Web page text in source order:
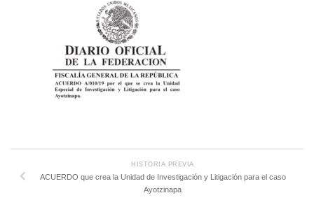
HISTORIA PREVIA
ACUERDO que crea la Unidad de Investigación y Litigación para el caso
Ayotzinapa